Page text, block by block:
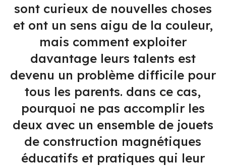
sont curieux de nouvelles choses
et ont un sens aigu de la couleur,
mais comment exploiter
davantage leurs talents est
devenu un problème difficile pour
tous les parents. dans ce cas,
pourquoi ne pas accomplir les
deux avec un ensemble de jouets
de construction magnétiques
éducatifs et pratiques qui leur